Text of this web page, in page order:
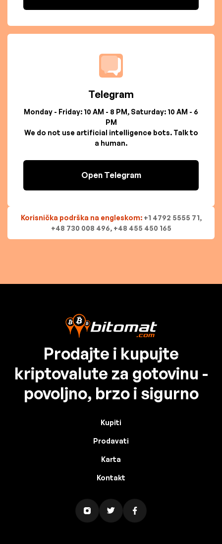
Telegram
Monday - Friday: 10 AM - 8 PM, Saturday: 10 AM - 6
PM
We do not use artificial intelligence bots. Talk to
a human.
Open Telegram
Korisnička podrška na engleskom: +1 4792 5555 71,
+48 730 008 496, +48 455 450 165
Prodajte i kupujte
kriptovalute za gotovinu -
povoljno, brzo i sigurno
Kupiti
Prodavati
Karta
Kontakt